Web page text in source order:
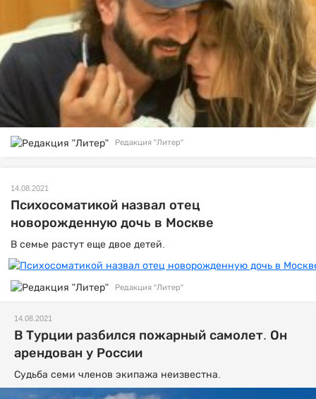
Редакция "Литер"
14.08.2021
Психосоматикой назвал отец
новорожденную дочь в Москве
В семье растут еще двое детей.
Редакция "Литер"
14.08.2021
В Турции разбился пожарный самолет. Он
арендован у России
Судьба семи членов экипажа неизвестна.